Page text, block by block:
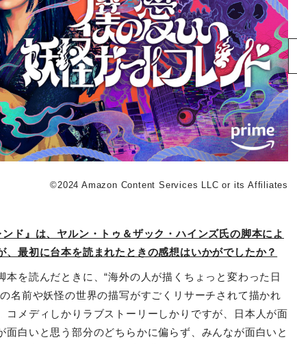
©︎2024 Amazon Content Services LLC or its Affiliates
ド』は、ヤルン・トゥ＆ザック・ハインズ氏の脚本によ
、最初に台本を読まれたときの感想はいかがでしたか？
本を読んだときに、“海外の人が描くちょっと変わった日
名前や妖怪の世界の描写がすごくリサーチされて描かれ
コメディしかりラブストーリーしかりですが、日本人が面
面白いと思う部分のどちらかに偏らず、みんなが面白いと